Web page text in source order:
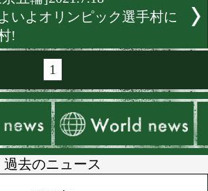
日本代表は全員初戦突破!
明の家族がコメント
[東京五輪]2021.7.26
日本代表の成松大介がおで
陥没骨折で棄権
[東京五輪]2021.7.25
女子フライ級日本代表の並